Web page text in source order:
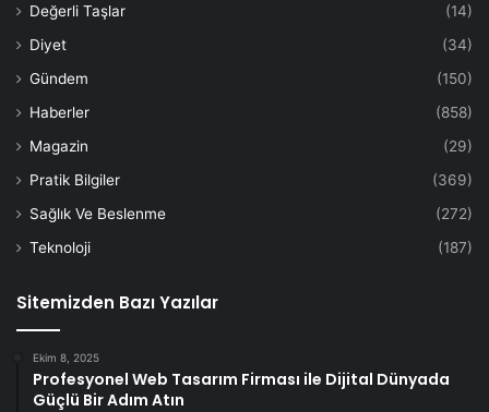
Değerli Taşlar
(14)
Diyet
(34)
Gündem
(150)
Haberler
(858)
Magazin
(29)
Pratik Bilgiler
(369)
Sağlık Ve Beslenme
(272)
Teknoloji
(187)
Sitemizden Bazı Yazılar
Ekim 8, 2025
Profesyonel Web Tasarım Firması ile Dijital Dünyada
Güçlü Bir Adım Atın